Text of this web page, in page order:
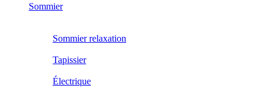
Sommier
Sommier relaxation
Tapissier
Électrique